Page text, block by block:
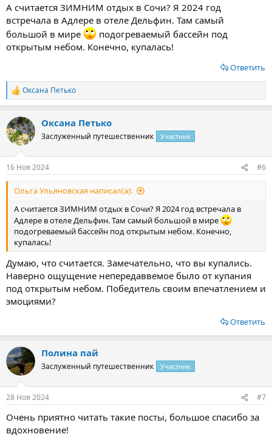
А считается ЗИМНИМ отдых в Сочи? Я 2024 год
встречала в Адлере в отеле Дельфин. Там самый
большой в мире
подогреваемый бассейн под
открытым небом. Конечно, купалась!
Ответить
Р
е
к
ц
и
Оксана Петько
Оксана Петько
Заслуженный путешественник Участник
16 Ноя 2024 #6
Ольга Ульяновская написал(а):
А считается ЗИМНИМ отдых в Сочи? Я 2024 год встречала в
Адлере в отеле Дельфин. Там самый большой в мире
подогреваемый бассейн под открытым небом. Конечно,
купалась!
Думаю, что считается. Замечательно, что вы купались.
Наверно ощущение непередаввемое было от купания
под открытым небом. Победитель своим впечатлением и
эмоциями?
Ответить
Полина пай
Заслуженный путешественник Участник
28 Ноя 2024 #7
Очень приятно читать такие посты, большое спасибо за
вдохновение!